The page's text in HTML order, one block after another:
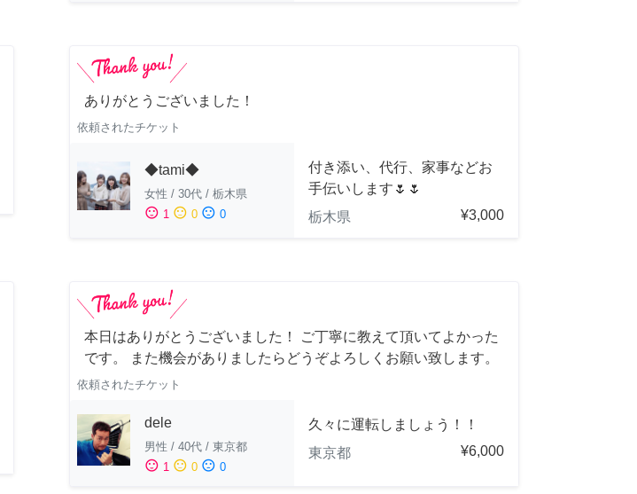
ありがとうございました！
依頼されたチケット
◆tami◆
女性 / 30代 / 栃木県
sentiment_satisfied 1 sentiment_neutral 0 sentiment_dissatisfied 0
付き添い、代行、家事などお
手伝いします🌷🌷
栃木県
¥3,000
本日はありがとうございました！ ご丁寧に教えて頂いてよかった
です。 また機会がありましたらどうぞよろしくお願い致します。
依頼されたチケット
dele
男性 / 40代 / 東京都
sentiment_satisfied 1 sentiment_neutral 0 sentiment_dissatisfied 0
久々に運転しましょう！！
東京都
¥6,000